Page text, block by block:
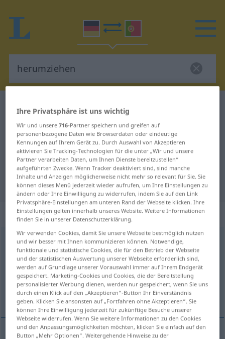
Deutsch-Portugiesisch Wörterbuch
Deutsch-Portugiesisch
Übersetzung für "herumziehen"
"herumziehen" Portugiesisch
Übersetzung
„herumziehen“: transitives Verb
herumziehenv/t <h.>
Übersicht aller Übersetzungen
(Für mehr Details die Übersetzung anklicken/antippen)
rodear de …...
Ihre Privatsphäre ist uns wichtig
Wir und unsere716-Partner speichern und greifen auf
personenbezogene Daten wie Browserdaten oder eindeutige
Kennungen auf Ihrem Gerät zu. Durch Auswahl von Akzeptieren
aktivieren Sie Tracking-Technologien für die unter „Wir und unsere
Partner verarbeiten Daten, um Ihnen Dienste bereitzustellen“
aufgeführten Zwecke. Wenn Tracker deaktiviert sind, sind manche
Inhalte und Anzeigen möglicherweise nicht mehr so relevant für Sie. Sie
können dieses Menü jederzeit wieder aufrufen, um Ihre Einstellungen zu
ändern oder Ihre Einwilligung zu widerrufen, indem Sie auf den Link
Privatsphäre-Einstellungen am unteren Rand der Webseite klicken. Ihre
Einstellungen gelten innerhalb unseres Website. Weitere Informationen
finden Sie in unserer Datenschutzerklärung.
Wir verwenden Cookies, damit Sie unsere Webseite bestmöglich nutzen
und wir besser mit Ihnen kommunizieren können. Notwendige,
funktionale und statistische Cookies, die für den Betrieb der Webseite
und der statistischen Auswertung unserer Webseite erforderlich sind,
werden auf Grundlage unserer Vorauswahl immer auf Ihrem Endgerät
gespeichert. Marketing-Cookies und Cookies, die der Bereitstellung
personalisierter Werbung dienen, werden nur gespeichert, wenn Sie uns
durch einen Klick auf den „Akzeptieren“-Button Ihr Einverständnis
geben. Klicken Sie ansonsten auf „Fortfahren ohne Akzeptieren“. Sie
können Ihre Einwilligung jederzeit für zukünftige Besuche unserer
Webseite widerrufen. Wenn Sie weitere Informationen zu den Cookies
und den Anpassungsmöglichkeiten möchten, klicken Sie einfach auf den
Button „Mehr Optionen“. Weitergehende Hinweise zu der